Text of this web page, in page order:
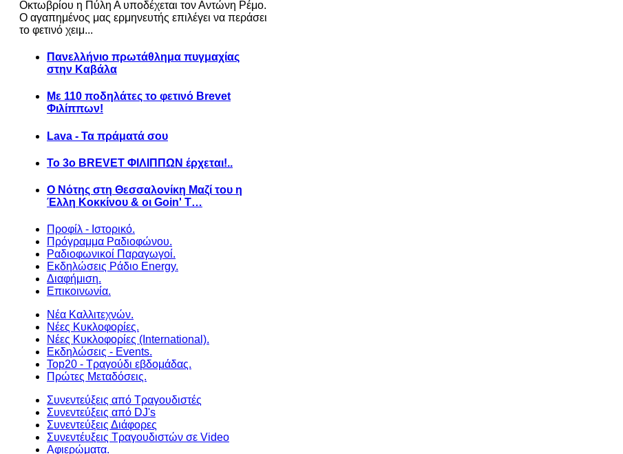
Οκτωβρίου η Πύλη Α υποδέχεται τον Αντώνη Ρέμο.
Ο αγαπημένος μας ερμηνευτής επιλέγει να περάσει
το φετινό χειμ...
Πανελλήνιο πρωτάθλημα πυγμαχίας
στην Καβάλα
Με 110 ποδηλάτες το φετινό Brevet
Φιλίππων!
Lava - Τα πράματά σου
Το 3ο BREVET ΦΙΛΙΠΠΩΝ έρχεται!..
Ο Νότης στη Θεσσαλονίκη Μαζί του η
Έλλη Κοκκίνου & οι Goin' T…
Προφίλ - Ιστορικό.
Πρόγραμμα Ραδιοφώνου.
Ραδιοφωνικοί Παραγωγοί.
Εκδηλώσεις Ράδιο Energy.
Διαφήμιση.
Επικοινωνία.
Νέα Καλλιτεχνών.
Νέες Κυκλοφορίες.
Νέες Κυκλοφορίες (International).
Εκδηλώσεις - Events.
Top20 - Τραγούδι εβδομάδας.
Πρώτες Μεταδόσεις.
Συνεντεύξεις από Τραγουδιστές
Συνεντεύξεις από DJ's
Συνεντεύξεις Διάφορες
Συνεντέυξεις Τραγουδιστών σε Video
Αφιερώματα.